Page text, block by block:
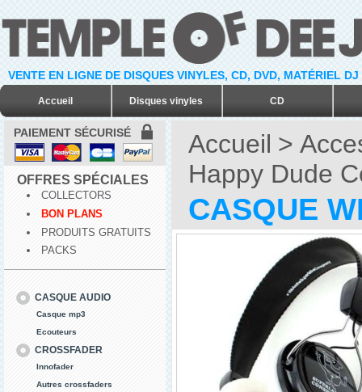
VENTE EN LIGNE DE DISQUES VINYLES, CD, DVD, MATÉRIEL
Accueil Disques vinyles CD
PAIEMENT SÉCURISÉ
OFFRES SPÉCIALES
COLLECTORS
BON PLANS
PRODUITS GRATUITS
PACKS
CASQUE AUDIO
Casque mp3
Ecouteurs
CROSSFADER
Innofader
Autres crossfaders
Accueil >
Happy Dude
CASQUE